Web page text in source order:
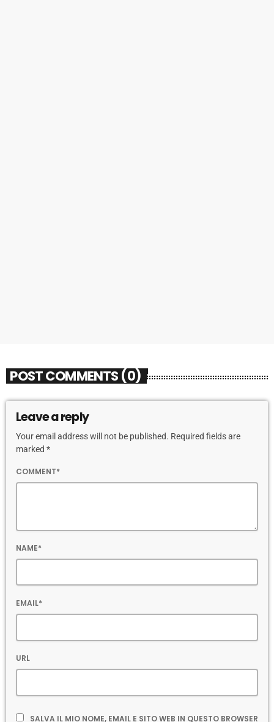
POST COMMENTS (0)
Leave a reply
Your email address will not be published. Required fields are
marked *
COMMENT*
NAME*
EMAIL*
URL
SALVA IL MIO NOME, EMAIL E SITO WEB IN QUESTO BROWSER